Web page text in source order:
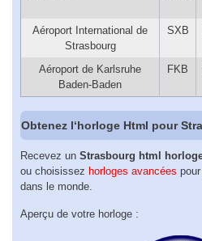
Aéroport International de
Strasbourg
SXB
Aéroport de Karlsruhe
Baden-Baden
FKB
Obtenez l‘horloge Html pour
Recevez un Strasbourg html
ou choisissez horloges avancées
dans le monde.
Aperçu de votre horloge :